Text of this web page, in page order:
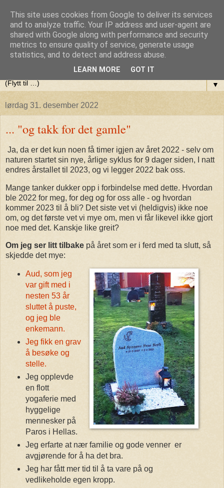
Olaf Berlis blogg (var:Terapi,
Yoga og litt av hvert)
▼
lørdag 31. desember 2022
... "og takk for det gamle"
Ja, da er det kun noen få timer igjen av året 2022 - selv om
naturen startet sin nye, årlige syklus for 9 dager siden, I natt
endres årstallet til 2023, og vi legger 2022 bak oss.
Mange tanker dukker opp i forbindelse med dette. Hvordan
ble 2022 for meg, for deg og for oss alle - og hvordan
kommer 2023 til å bli? Det siste vet vi (heldigvis) ikke noe
om, og det første vet vi mye om, men vi får likevel ikke gjort
noe med det. Kanskje like greit?
Om jeg ser litt tilbake på året som er i ferd med ta slutt, så
skjedde det mye:
Aud, som jeg
var gift med i
nesten 53 år
sluttet å puste,
og jeg ble
enkemann.
Jeg fikk en grav
å besøke og
stelle.
Jeg opplevde
en flott
yogaferie med
hyggelige
mennesker på
Paros i Hellas.
Jeg erfarte at nær familie og gode venner er
avgjørende for å ha det bra.
Jeg har fått mer tid til å ta vare på og
vedlikeholde egen kropp.
This site uses cookies from Google to deliver its services
and to analyze traffic. Your IP address and user-agent are
shared with Google along with performance and security
metrics to ensure quality of service, generate usage
statistics, and to detect and address abuse.
LEARN MORE GOT IT